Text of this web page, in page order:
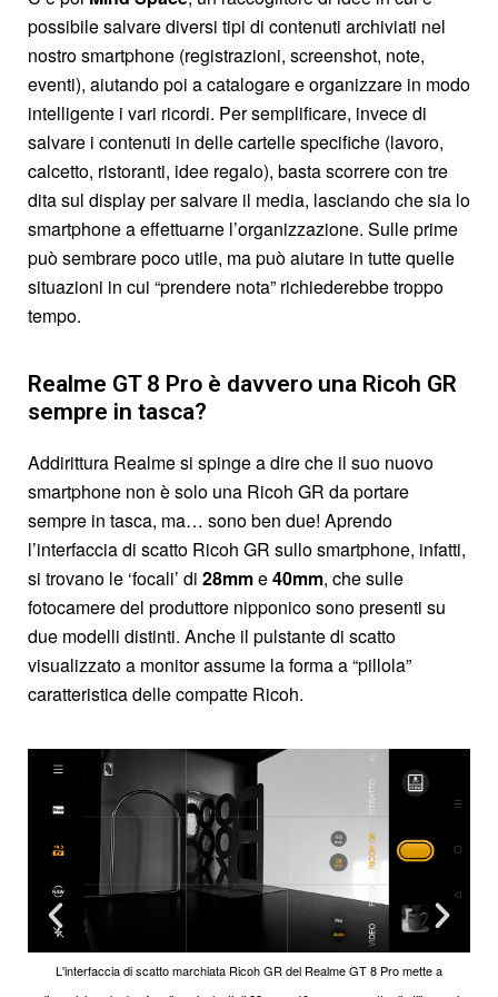
possibile salvare diversi tipi di contenuti archiviati nel
nostro smartphone (registrazioni, screenshot, note,
eventi), aiutando poi a catalogare e organizzare in modo
intelligente i vari ricordi. Per semplificare, invece di
salvare i contenuti in delle cartelle specifiche (lavoro,
calcetto, ristoranti, idee regalo), basta scorrere con tre
dita sul display per salvare il media, lasciando che sia lo
smartphone a effettuarne l’organizzazione. Sulle prime
può sembrare poco utile, ma può aiutare in tutte quelle
situazioni in cui “prendere nota” richiederebbe troppo
tempo.
Realme GT 8 Pro è davvero una Ricoh GR
sempre in tasca?
Addirittura Realme si spinge a dire che il suo nuovo
smartphone non è solo una Ricoh GR da portare
sempre in tasca, ma… sono ben due! Aprendo
l’interfaccia di scatto Ricoh GR sullo smartphone, infatti,
si trovano le ‘focali’ di 28mme40mm, che sulle
fotocamere del produttore nipponico sono presenti su
due modelli distinti. Anche il pulstante di scatto
visualizzato a monitor assume la forma a “pillola”
caratteristica delle compatte Ricoh.
L'interfaccia di scatto marchiata Ricoh GR del Realme GT 8 Pro mette a
L'interfaccia di scatto marchiata Ricoh GR del Realme GT 8 Pro mette a
L'interfaccia di scatto marchiata Ricoh GR del Realme GT 8 Pro mette a
L'interfaccia di scatto marchiata Ricoh GR del Realme GT 8 Pro mette a